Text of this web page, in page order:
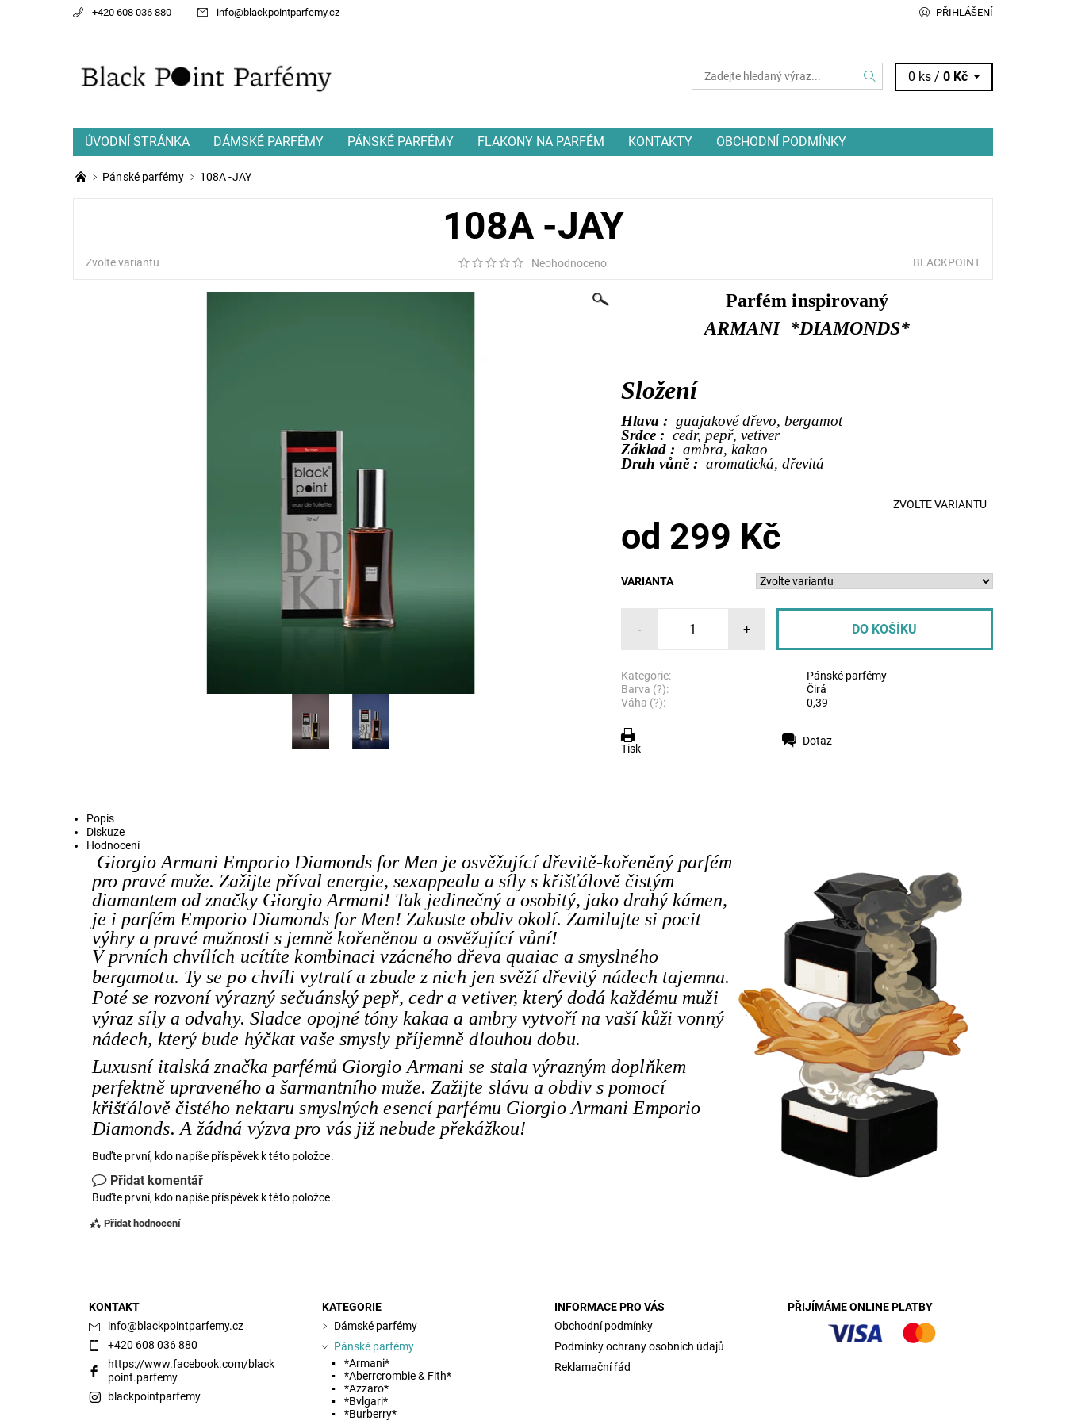
+420 608 036 880 info@ blackpointparfemy.cz PŘIHLÁŠENÍ
0 ks /0 Kč
ÚVODNÍ STRÁNKA DÁMSKÉ PARFÉMY PÁNSKÉ PARFÉMY FLAKONY NA PARFÉM KONTAKTY OBCHODNÍ PODMÍNKY
Pánské parfémy 108A -JAY
108A -JAY
Zvolte variantu Neohodnoceno BLACKPOINT
Parfém inspirovaný
ARMANI *DIAMONDS*
Složení
Hlava :guajakové dřevo, bergamot
Srdce :cedr, pepř, vetiver
Základ :ambra, kakao
Druh vůně :aromatická, dřevitá
ZVOLTE VARIANTU
od 299 Kč
VARIANTA
- +
Kategorie:
Pánské parfémy
Barva (?):
Čirá
Váha (?):
0,39
Tisk
Dotaz
Popis
Diskuze
Hodnocení
Giorgio Armani Emporio Diamonds for Men je osvěžující dřevitě-kořeněný parfém
pro pravé muže. Zažijte příval energie, sexappealu a síly s křišťálově čistým
diamantem od značky Giorgio Armani! Tak jedinečný a osobitý, jako drahý kámen,
je i parfém Emporio Diamonds for Men! Zakuste obdiv okolí. Zamilujte si pocit
výhry a pravé mužnosti s jemně kořeněnou a osvěžující vůní!
V prvních chvílích ucítíte kombinaci vzácného dřeva quaiac a smyslného
bergamotu. Ty se po chvíli vytratí a zbude z nich jen svěží dřevitý nádech tajemna.
Poté se rozvoní výrazný sečuánský pepř, cedr a vetiver, který dodá každému muži
výraz síly a odvahy. Sladce opojné tóny kakaa a ambry vytvoří na vaší kůži vonný
nádech, který bude hýčkat vaše smysly příjemně dlouhou dobu.
Luxusní italská značka parfémů Giorgio Armani se stala výrazným doplňkem
perfektně upraveného a šarmantního muže. Zažijte slávu a obdiv s pomocí
křišťálově čistého nektaru smyslných esencí parfému Giorgio Armani Emporio
Diamonds. A žádná výzva pro vás již nebude překážkou!
Buďte první, kdo napíše příspěvek k této položce.
Přidat komentář
Buďte první, kdo napíše příspěvek k této položce.
Přidat hodnocení
KONTAKT
info@blackpointparfemy.cz
+420 608 036 880
https://www.facebook.com/black
point.parfemy
blackpointparfemy
KATEGORIE
Dámské parfémy
Pánské parfémy
*Armani*
*Aberrcrombie & Fith*
*Azzaro*
*Bvlgari*
*Burberry*
INFORMACE PRO VÁS
Obchodní podmínky
Podmínky ochrany osobních údajů
Reklamační řád
PŘIJÍMÁME ONLINE PLATBY